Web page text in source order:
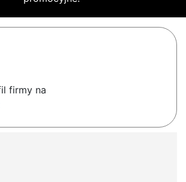
firmy na